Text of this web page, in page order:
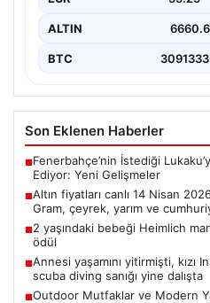
ALTIN 6660.6
BTC 3091333
Son Eklenen Haberler
■Fenerbahçe’nin İstediği
Ediyor: Yeni Gelişmeler
■Altın fiyatları canlı 14 Nisan
Gram, çeyrek, yarım ve
■2 yaşındaki bebeği Heimlich
ödül
■Annesi yaşamını yitirmişti, kızı
scuba diving sanığı yine dalışta
■Outdoor Mutfaklar ve Modern